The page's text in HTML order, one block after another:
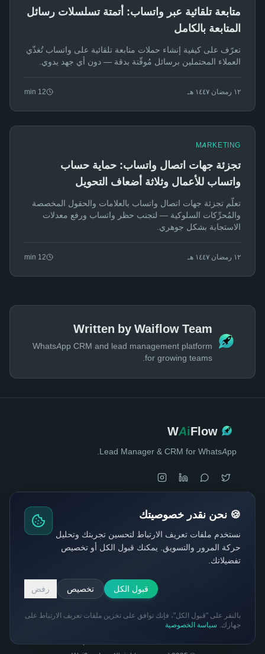
متابعة تلقائية عبر واتساب: أتمتة تسلسلات رسائل
المتابعة بالكامل
تعرّف على كيفية إنشاء حملات متابعة تلقائية على واتساب تُغذّي
العملاء المحتملين برسائل مُوقّتة بدقة — دون أي جهد يدوي.
١٢ رمضان ١٤٤٧ هـ 12
MARKETING
تجزئة جهات اتصال واتساب: حماية حساب
واتساب للأعمال وثلاثة أضعاف التحويل
تعلّم تجزئة جهات اتصال واتساب بالعلامات والحقول المخصصة
والمُحرِّكات السلوكية — لتجنب حظر واتساب ورفع معدلات
الاستجابة بشكل جوهري.
١٢ رمضان ١٤٤٧ هـ 12
Written by Waiflow Team
WhatsApp CRM and lead management platform
for growing teams.
WAiFlow
Lead Manager & CRM for WhatsApp.
Quick Links
Privacy Policy
Terms of Service
🍪 نحن نقدر خصوصيتك
نستخدم ملفات تعريف الارتباط لتحسين تجربتك وتحليل
حركة المرور والتسويق. يمكنك قبول الكل أو تخصيص
تفضيلاتك.
قبول الكل تخصيص رفض
بالنقر على "قبول الكل"، فإنك توافق على تخزين ملفات تعريف الارتباط على
جهازك. سياسة الخصوصية